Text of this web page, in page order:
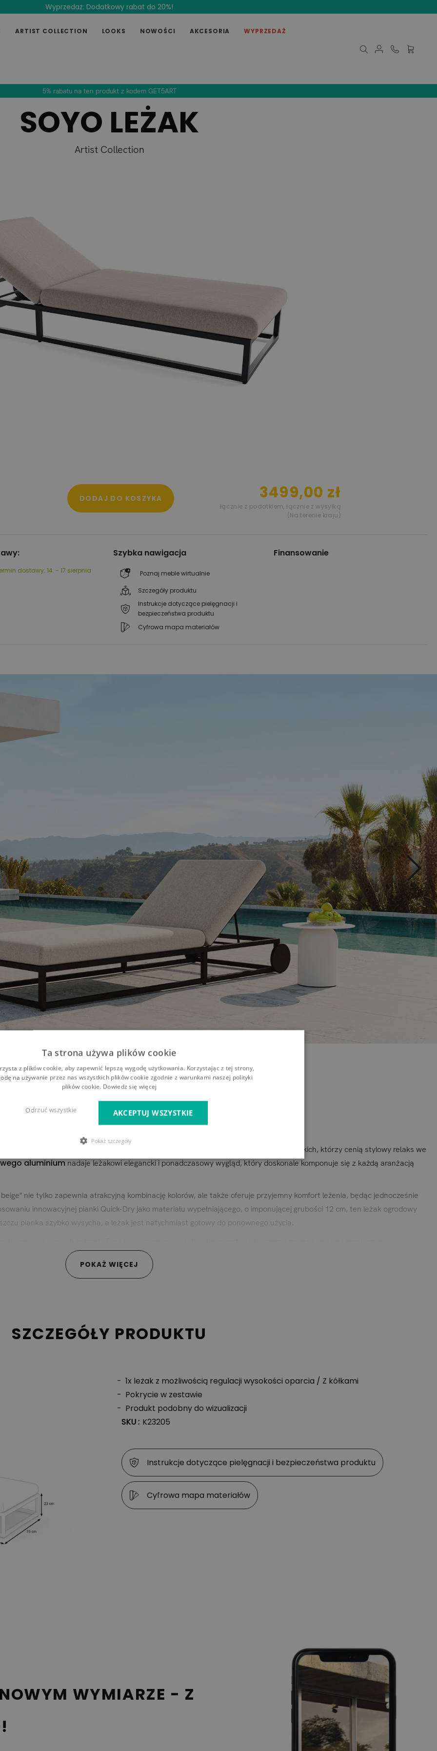
Wyprzedaż: Dodatkowy rabat do 20%!
ARTIST COLLECTION LOOKS NOWOŚCI AKCESORIA WYPRZEDAŻ
5% rabatu na ten produkt z kodem GET5ART
SOYO LEŻAK
Artist Collection
DODAJ DO KOSZYKA 3499,00 zł
łącznie z podatkiem,łącznie z wysyłką
(Na terenie kraju)
dostawy: 14. - 17 sierpnia
Szybka nawigacja
Poznaj meble wirtualnie
Szczegóły produktu
Instrukcje dotyczące pielęgnacji i
bezpieczeństwa produktu
Cyfrowa mapa materiałów
Finansowanie
się słońcem ...
komfort z nowoczesnym designem i praktyczną funkcjonalnością, idealny dla wszystkich, którzy cenią stylowy relaks we
aluminiumnadaje leżakowi elegancki i ponadczasowy wygląd, który doskonale komponuje się z każdą aranżacją
nie tylko zapewnia atrakcyjną kombinację kolorów, ale także oferuje przyjemny komfort leżenia, będąc jednocześnie
innowacyjnej pianki Quick-Dry jako materiału wypełniającego, o imponującej grubości 12 cm, ten leżak ogrodowy
pianka szybko wysycha, a leżak jest natychmiast gotowy do ponownego użycia.
Odkryj kolekcję Soyo i doświadcz relaksujących chwil na domowym tarasie.
POKAŻ WIĘCEJ
SZCZEGÓŁY PRODUKTU
1x leżak z możliwością regulacji wysokości oparcia / Z kółkami
Pokrycie w zestawie
Produkt podobny do wizualizacji
SKU : K23205
Instrukcje dotyczące pielęgnacji i bezpieczeństwa produktu
Cyfrowa mapa materiałów
WYMIARZE - Z
Ta strona używa plików cookie
z plików cookie, aby zapewnić lepszą wygodę użytkowania. Korzystając z tej strony,
na używanie przez nas wszystkich plików cookie zgodnie z warunkami naszej polityki
plików cookie. Dowiedz się więcej
AKCEPTUJ WSZYSTKIE
Odrzuć wszystkie
Pokaż szczegóły